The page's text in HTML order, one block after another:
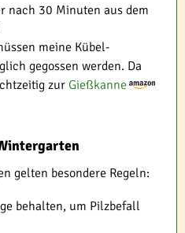
nach 30 Minuten aus dem
meine Kübel-
gegossen werden. Da
zur Gießkanne
gelten besondere Regeln:
behalten, um Pilzbefall